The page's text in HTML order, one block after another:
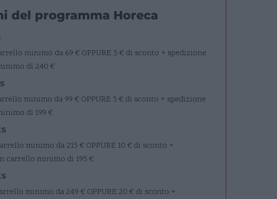
del programma Horeca
minimo da 69 € OPPURE 5 € di sconto + spedizione
di 240 €
minimo da 99 € OPPURE 5 € di sconto + spedizione
di 199 €
minimo da 215 € OPPURE 10 € di sconto +
carrello minimo di 195 €
minimo da 249 € OPPURE 20 € di sconto +